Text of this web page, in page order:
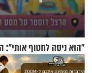
"הוא ניסה לחטוף אותי":